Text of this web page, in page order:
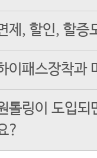
제, 할인, 할증
이패스장착과
톨링이 도입되
?